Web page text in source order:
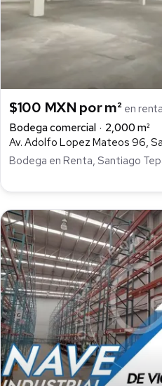
$100 MXN por m² en renta
Bodega comercial
2,000 m²
Bodega en Renta, Santiago